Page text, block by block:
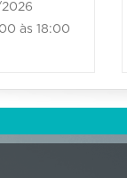
às 18:00